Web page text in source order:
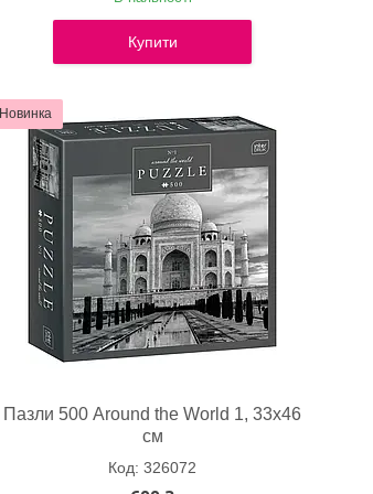
Купити
Новинка
Пазли 500 Around the World 1, 33х46
см
326072